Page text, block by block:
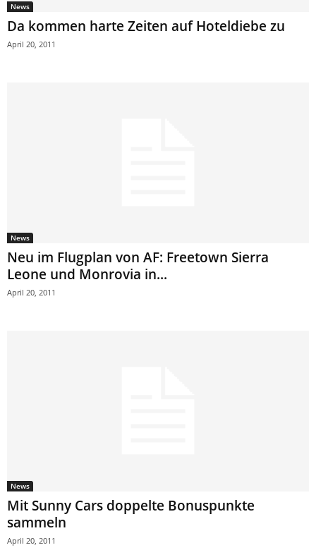
News
Da kommen harte Zeiten auf Hoteldiebe zu
April 20, 2011
News
Neu im Flugplan von AF: Freetown Sierra
Leone und Monrovia in...
April 20, 2011
News
Mit Sunny Cars doppelte Bonuspunkte
sammeln
April 20, 2011